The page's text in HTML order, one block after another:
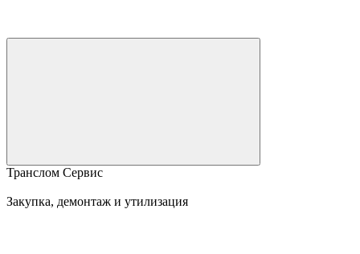
Транслом Сервис
Закупка, демонтаж и утилизация